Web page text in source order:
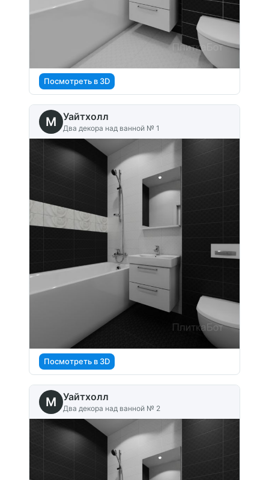
Посмотреть в 3D
M Уайтхолл
Два декора над ванной № 1
Посмотреть в 3D
M Уайтхолл
Два декора над ванной № 2